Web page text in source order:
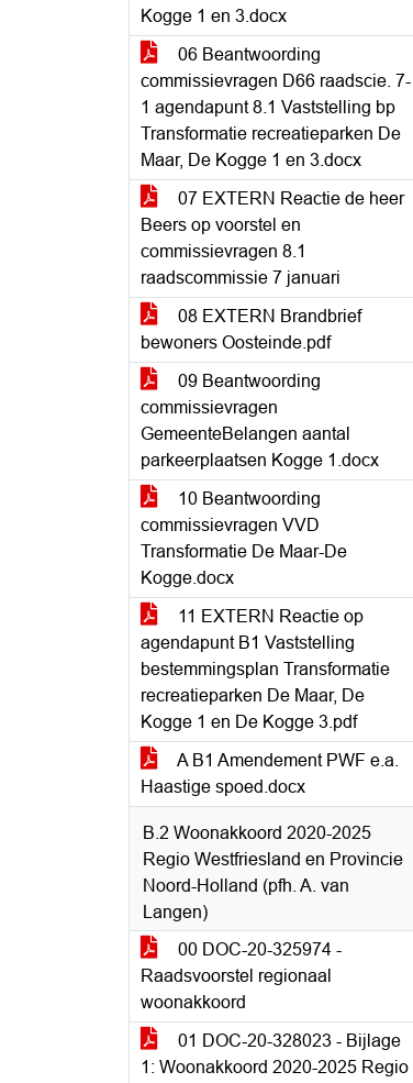
Kogge 1 en 3.docx
06 Beantwoording
commissievragen D66 raadscie. 7-
1 agendapunt 8.1 Vaststelling bp
Transformatie recreatieparken De
Maar, De Kogge 1 en 3.docx
07 EXTERN Reactie de heer
Beers op voorstel en
commissievragen 8.1
raadscommissie 7 januari
08 EXTERN Brandbrief
bewoners Oosteinde.pdf
09 Beantwoording
commissievragen
GemeenteBelangen aantal
parkeerplaatsen Kogge 1.docx
10 Beantwoording
commissievragen VVD
Transformatie De Maar-De
Kogge.docx
11 EXTERN Reactie op
agendapunt B1 Vaststelling
bestemmingsplan Transformatie
recreatieparken De Maar, De
Kogge 1 en De Kogge 3.pdf
A B1 Amendement PWF e.a.
Haastige spoed.docx
B.2 Woonakkoord 2020-2025
Regio Westfriesland en Provincie
Noord-Holland (pfh. A. van
Langen)
00 DOC-20-325974 -
Raadsvoorstel regionaal
woonakkoord
01 DOC-20-328023 - Bijlage
1: Woonakkoord 2020-2025 Regio